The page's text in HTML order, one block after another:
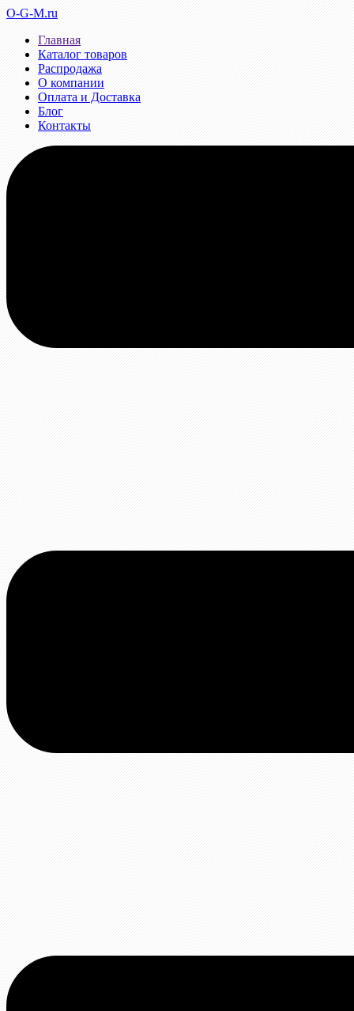
O-G-M.ru
Главная
Каталог товаров
Распродажа
О компании
Оплата и Доставка
Блог
Контакты